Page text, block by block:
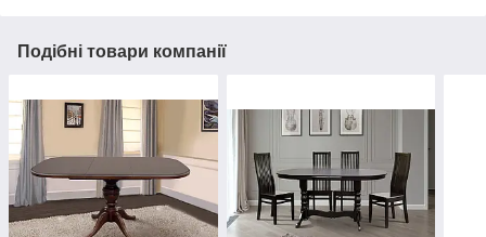
Подібні товари компанії